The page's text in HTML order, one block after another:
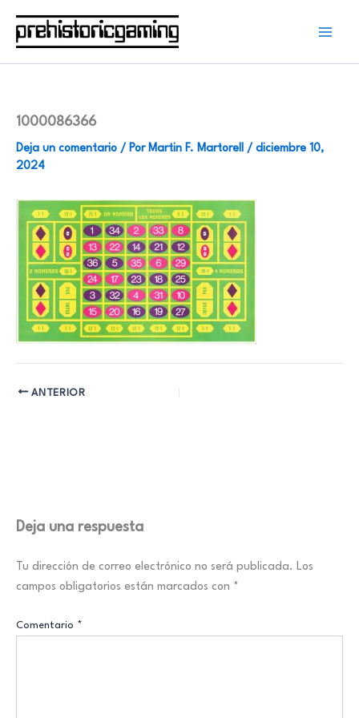
contenido
1000086366
Deja un comentario / Por Martin F. Martorell / diciembre 10,
2024
ANTERIOR
Deja una respuesta
Tu dirección de correo electrónico no será publicada. Los
campos obligatorios están marcados con *
Comentario *